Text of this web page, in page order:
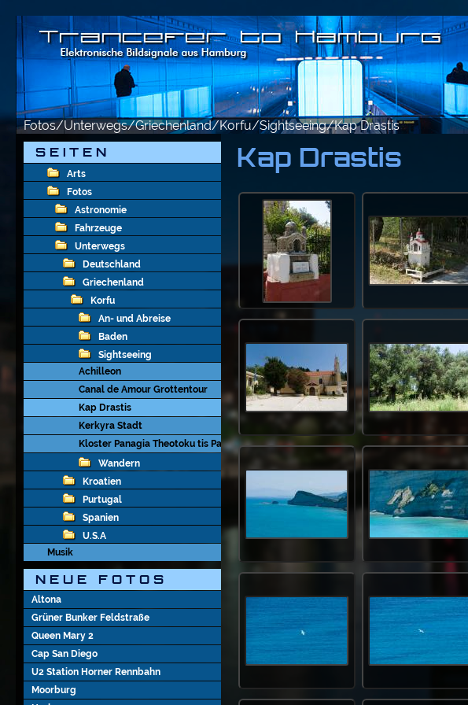
Fotos/Unterwegs/Griechenland/Korfu/Sightseeing/Kap Drastis
S E I T E N
Arts
Fotos
Astronomie
Fahrzeuge
Unterwegs
Deutschland
Griechenland
Korfu
An- und Abreise
Baden
Sightseeing
Achilleon
Canal de Amour Grottentour
Kap Drastis
Kerkyra Stadt
Kloster Panagia Theotoku tis Paleokastritsas
Wandern
Kroatien
Purtugal
Spanien
U.S.A
Musik
N E U E   F O T O S
Altona
Grüner Bunker Feldstraße
Queen Mary 2
Cap San Diego
U2 Station Horner Rennbahn
Moorburg
Kap Drastis